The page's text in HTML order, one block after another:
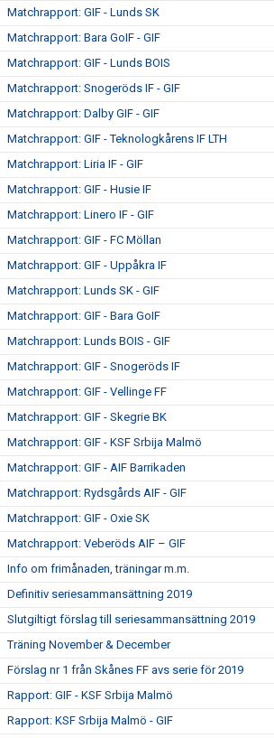
Matchrapport: GIF - Lunds SK
Matchrapport: Bara GoIF - GIF
Matchrapport: GIF - Lunds BOIS
Matchrapport: Snogeröds IF - GIF
Matchrapport: Dalby GIF - GIF
Matchrapport: GIF - Teknologkårens IF LTH
Matchrapport: Liria IF - GIF
Matchrapport: GIF - Husie IF
Matchrapport: Linero IF - GIF
Matchrapport: GIF - FC Möllan
Matchrapport: GIF - Uppåkra IF
Matchrapport: Lunds SK - GIF
Matchrapport: GIF - Bara GoIF
Matchrapport: Lunds BOIS - GIF
Matchrapport: GIF - Snogeröds IF
Matchrapport: GIF - Vellinge FF
Matchrapport: GIF - Skegrie BK
Matchrapport: GIF - KSF Srbija Malmö
Matchrapport: GIF - AIF Barrikaden
Matchrapport: Rydsgårds AIF - GIF
Matchrapport: GIF - Oxie SK
Matchrapport: Veberöds AIF – GIF
Info om frimånaden, träningar m.m.
Definitiv seriesammansättning 2019
Slutgiltigt förslag till seriesammansättning 2019
Träning November & December
Förslag nr 1 från Skånes FF avs serie för 2019
Rapport: GIF - KSF Srbija Malmö
Rapport: KSF Srbija Malmö - GIF